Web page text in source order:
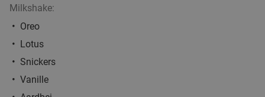
Milkshake:
Oreo
Lotus
Snickers
Vanille